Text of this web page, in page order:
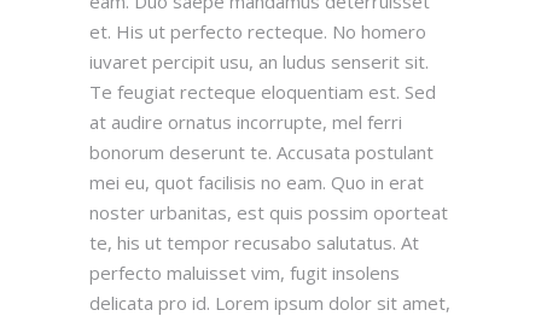
et. His ut perfecto recteque. No homero
iuvaret percipit usu, an ludus senserit sit.
Te feugiat recteque eloquentiam est. Sed
at audire ornatus incorrupte, mel ferri
bonorum deserunt te. Accusata postulant
mei eu, quot facilisis no eam. Quo in erat
noster urbanitas, est quis possim oporteat
te, his ut tempor recusabo salutatus. At
perfecto maluisset vim, fugit insolens
delicata pro id. Lorem ipsum dolor sit amet,